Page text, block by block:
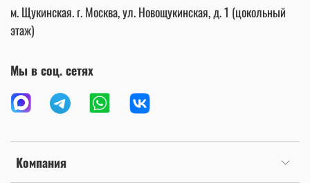
Компания
м. Щукинская. г. Москва, ул. Новощукинская, д. 1 (цокольный
этаж)
Мы в соц. сетях